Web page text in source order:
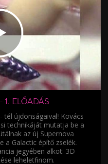
ELŐADÁS
tél újdonságaival! Kovács
technikáját mutatja be a
az új Supernova
a Galactic építő zselék.
jegyében alkot: 3D
leheletfinom.